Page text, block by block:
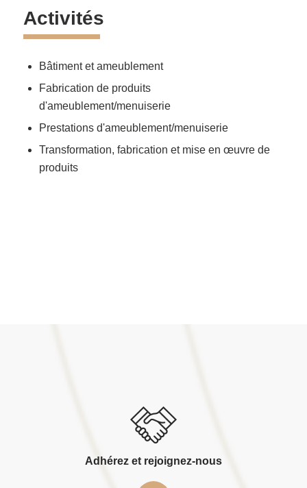
Activités
Bâtiment et ameublement
Fabrication de produits
d'ameublement/menuiserie
Prestations d'ameublement/menuiserie
Transformation, fabrication et mise en œuvre de
produits
Adhérez et rejoignez-nous